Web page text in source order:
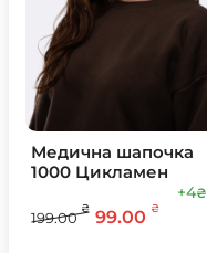
Медична шапочка
1000 Цикламен
199.00
₴ 99.00 ₴
+4₴